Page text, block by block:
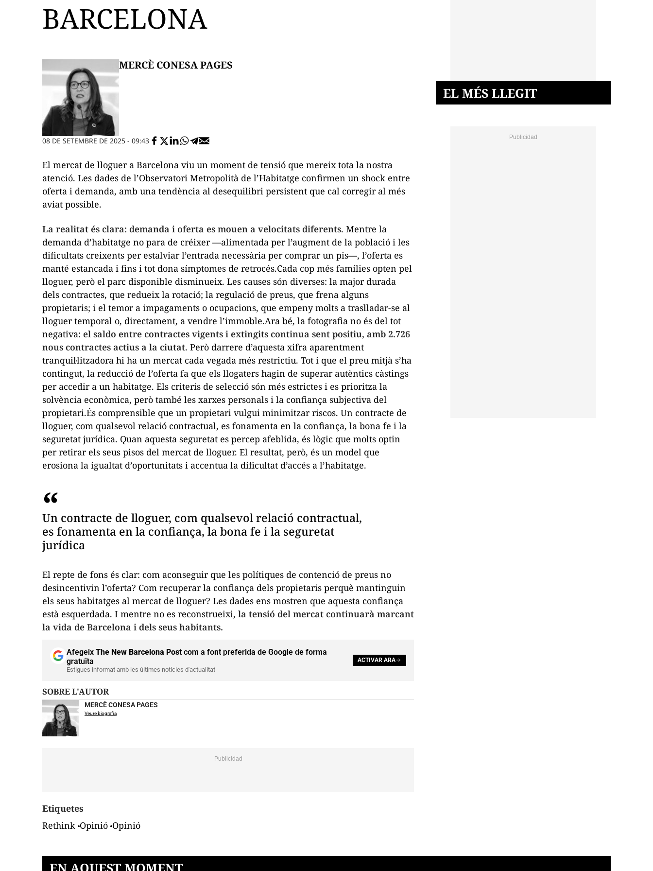
BARCELONA
MERCÈ CONESA PAGES
08 DE SETEMBRE DE 2025 - 09:43
El mercat de lloguer a Barcelona viu un moment de tensió que mereix tota la nostra
atenció. Les dades de l’Observatori Metropolità de l’Habitatge confirmen un shock entre
oferta i demanda, amb una tendència al desequilibri persistent que cal corregir al més
aviat possible.
La realitat és clara: demanda i oferta es mouen a velocitats diferents. Mentre la
demanda d’habitatge no para de créixer —alimentada per l’augment de la població i les
dificultats creixents per estalviar l’entrada necessària per comprar un pis—, l’oferta es
manté estancada i fins i tot dona símptomes de retrocés.Cada cop més famílies opten pel
lloguer, però el parc disponible disminueix. Les causes són diverses: la major durada
dels contractes, que redueix la rotació; la regulació de preus, que frena alguns
propietaris; i el temor a impagaments o ocupacions, que empeny molts a traslladar-se al
lloguer temporal o, directament, a vendre l’immoble.Ara bé, la fotografia no és del tot
negativa: el saldo entre contractes vigents i extingits continua sent positiu, amb 2.726
nous contractes actius a la ciutat. Però darrere d’aquesta xifra aparentment
tranquil·litzadora hi ha un mercat cada vegada més restrictiu. Tot i que el preu mitjà s’ha
contingut, la reducció de l’oferta fa que els llogaters hagin de superar autèntics càstings
per accedir a un habitatge. Els criteris de selecció són més estrictes i es prioritza la
solvència econòmica, però també les xarxes personals i la confiança subjectiva del
propietari.És comprensible que un propietari vulgui minimitzar riscos. Un contracte de
lloguer, com qualsevol relació contractual, es fonamenta en la confiança, la bona fe i la
seguretat jurídica. Quan aquesta seguretat es percep afeblida, és lògic que molts optin
per retirar els seus pisos del mercat de lloguer. El resultat, però, és un model que
erosiona la igualtat d’oportunitats i accentua la dificultat d’accés a l’habitatge.
Un contracte de lloguer, com qualsevol relació contractual,
es fonamenta en la confiança, la bona fe i la seguretat
jurídica
El repte de fons és clar: com aconseguir que les polítiques de contenció de preus no
desincentivin l’oferta? Com recuperar la confiança dels propietaris perquè mantinguin
els seus habitatges al mercat de lloguer? Les dades ens mostren que aquesta confiança
està esquerdada. I mentre no es reconstrueixi, la tensió del mercat continuarà marcant
la vida de Barcelona i dels seus habitants.
Afegeix The New Barcelona Postcom a font preferida de Google de forma
gratuïta
Estigues informat amb les últimes notícies d'actualitat
ACTIVAR ARA
SOBRE L'AUTOR
MERCÈ CONESA PAGES
Veure biografia
Etiquetes
Rethink Opinió Opinió
EL MÉS LLEGIT
EN AQUEST MOMENT